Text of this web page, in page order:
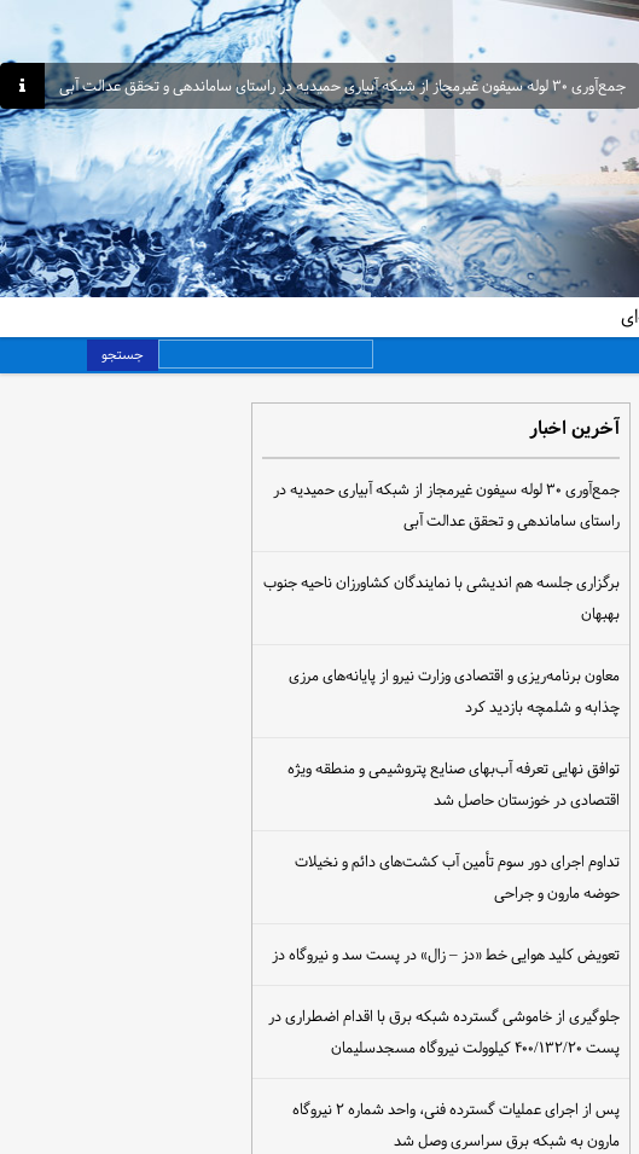
جمع‌آوری ۳۰ لوله سیفون غیرمجاز از شبکه آبیاری حمیدیه در راستای ساماندهی و تحقق عدالت آبی
جستجو
آخرین اخبار
جمع‌آوری ۳۰ لوله سیفون غیرمجاز از شبکه آبیاری حمیدیه در
راستای ساماندهی و تحقق عدالت آبی
برگزاری جلسه هم اندیشی با نمایندگان کشاورزان ناحیه جنوب
بهبهان
معاون برنامه‌ریزی و اقتصادی وزارت نیرو از پایانه‌های مرزی
چذابه و شلمچه بازدید کرد
توافق نهایی تعرفه آب‌بهای صنایع پتروشیمی و منطقه ویژه
اقتصادی در خوزستان حاصل شد
تداوم اجرای دور سوم تأمین آب کشت‌های دائم و نخیلات
حوضه مارون و جراحی
تعویض کلید هوایی خط «دز – زال» در پست سد و نیروگاه دز
جلوگیری از خاموشی گسترده شبکه برق با اقدام اضطراری در
پست ۴۰۰/۱۳۲/۲۰ کیلوولت نیروگاه مسجدسلیمان
پس از اجرای عملیات گسترده فنی، واحد شماره ۲ نیروگاه
مارون به شبکه برق سراسری وصل شد